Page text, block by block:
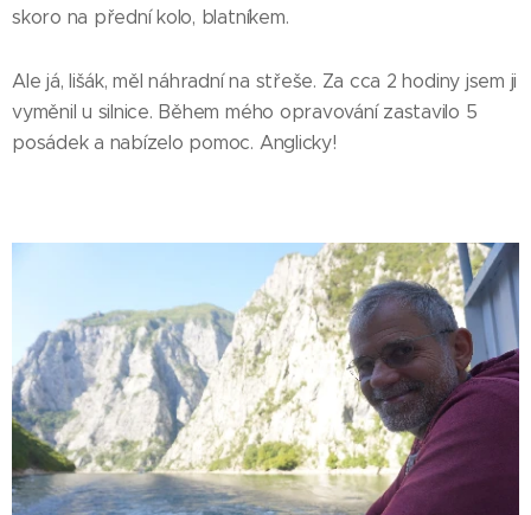
skoro na přední kolo, blatníkem.
Ale já, lišák, měl náhradní na střeše. Za cca 2 hodiny jsem ji
vyměnil u silnice. Během mého opravování zastavilo 5
posádek a nabízelo pomoc. Anglicky!